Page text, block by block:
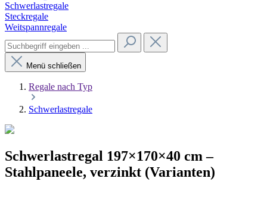
Schwerlastregale
Steckregale
Weitspannregale
Menü schließen
Regale nach Typ
Schwerlastregale
Schwerlastregal 197×170×40 cm –
Stahlpaneele, verzinkt (Varianten)